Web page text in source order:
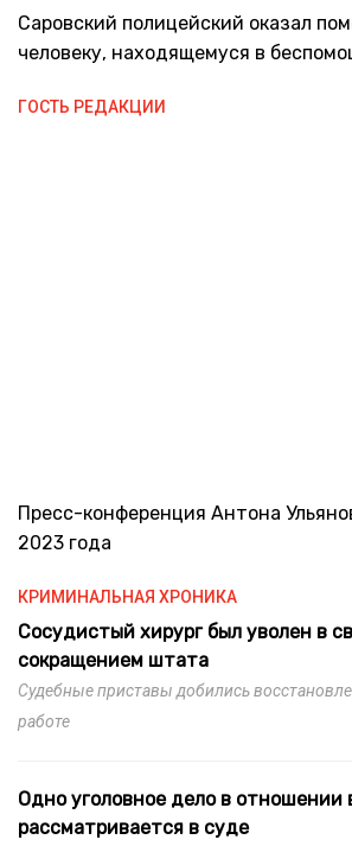
Саровский полицейский оказал
человеку, находящемуся в
ГОСТЬ РЕДАКЦИИ
Пресс-конференция Антона
2023 года
КРИМИНАЛЬНАЯ ХРОНИКА
Сосудистый хирург был уволен в
сокращением штата
Судебные приставы добились
работе
Одно уголовное дело в отношении
рассматривается в суде